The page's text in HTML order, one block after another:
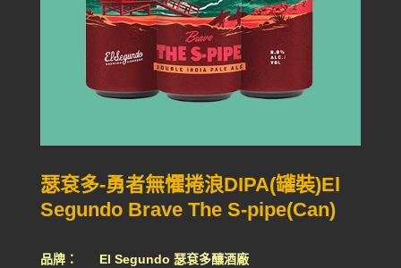
瑟袞多-勇者無懼捲浪DIPA(罐裝)El
Segundo Brave The S-pipe(Can)
品牌： El Segundo 瑟袞多釀酒廠